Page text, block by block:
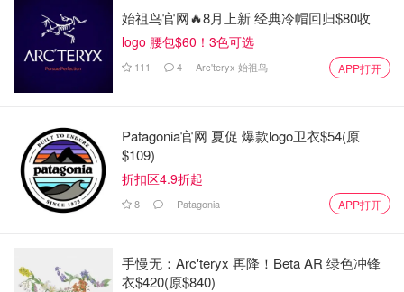
始祖鸟官网🔥8月上新 经典冷帽回归$80收
logo 腰包$60！3色可选
111 4 Arc'teryx 始祖鸟 APP打开
Patagonia官网 夏促 爆款logo卫衣$54(原
$109)
折扣区4.9折起
8 Patagonia APP打开
手慢无：Arc'teryx 再降！Beta AR 绿色冲锋
衣$420(原$840)